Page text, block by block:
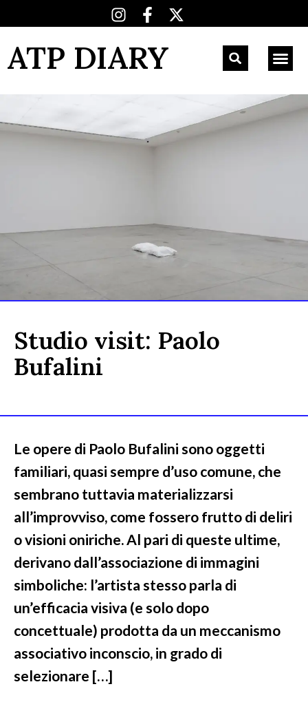
ATP DIARY
Studio visit: Paolo
Bufalini
Le opere di Paolo Bufalini sono oggetti
familiari, quasi sempre d’uso comune, che
sembrano tuttavia materializzarsi
all’improvviso, come fossero frutto di deliri
o visioni oniriche. Al pari di queste ultime,
derivano dall’associazione di immagini
simboliche: l’artista stesso parla di
un’efficacia visiva (e solo dopo
concettuale) prodotta da un meccanismo
associativo inconscio, in grado di
selezionare […]